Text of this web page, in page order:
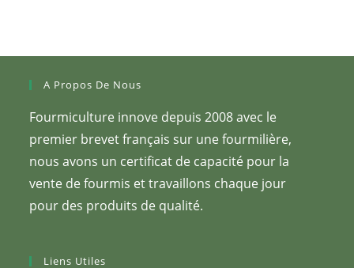
A Propos De Nous
Fourmiculture innove depuis 2008 avec le
premier brevet français sur une fourmilière,
nous avons un certificat de capacité pour la
vente de fourmis et travaillons chaque jour
pour des produits de qualité.
Liens Utiles